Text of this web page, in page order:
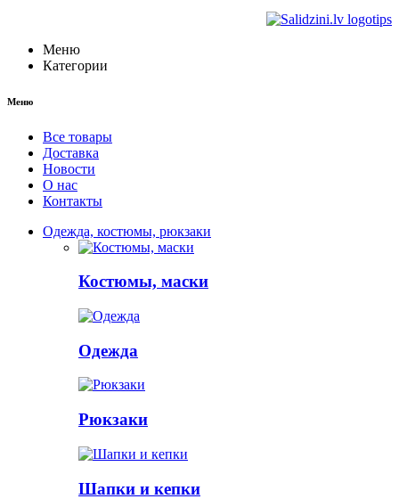
Меню
Категории
Меню
Все товары
Доставка
Новости
О нас
Контакты
Одежда, костюмы, рюкзаки
Костюмы, маски
Одежда
Рюкзаки
Шапки и кепки